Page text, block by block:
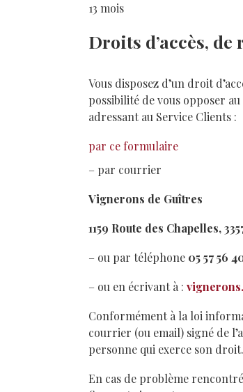
13 mois
Droits d’accès,
Vous disposez d’un droit
possibilité de vous opposer
adressant au Service Clients :
par ce formulaire
– par courrier
Vignerons de Guîtres
1159 Route des Chapelles,
– ou par téléphone 05 57 56
– ou en écrivant à :
Conformément à la loi
courrier (ou email) signé de
personne qui exerce son droit.
En cas de problème